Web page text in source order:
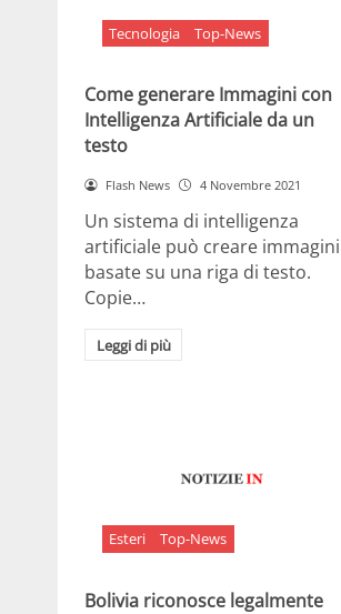
Tecnologia Top-News
Come generare Immagini con
Intelligenza Artificiale da un
testo
Flash News 4 Novembre 2021
Un sistema di intelligenza
artificiale può creare immagini
basate su una riga di testo.
Copie…
Leggi di più
Esteri Top-News
Bolivia riconosce legalmente